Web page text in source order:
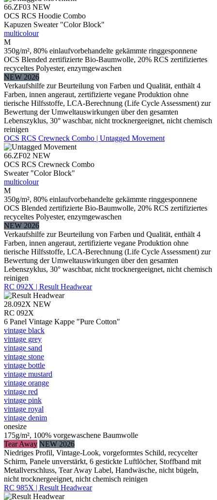
66.ZF03 NEW
OCS RCS Hoodie Combo
Kapuzen Sweater "Color Block"
multicolour
M
350g/m², 80% einlaufvorbehandelte gekämmte ringgesponnene
OCS Blended zertifizierte Bio-Baumwolle, 20% RCS zertifiziertes
recyceltes Polyester, enzymgewaschen
NEW 2026
Verkaufshilfe zur Beurteilung von Farben und Qualität, enthält 4
Farben, innen angeraut, zertifizierte vegane Produktion ohne
tierische Hilfsstoffe, LCA-Berechnung (Life Cycle Assessment) zur
Bewertung der Umweltauswirkungen über den gesamten
Lebenszyklus, 30° waschbar, nicht trocknergeeignet, nicht chemisch
reinigen
OCS RCS Crewneck Combo | Untagged Movement
66.ZF02 NEW
OCS RCS Crewneck Combo
Sweater "Color Block"
multicolour
M
350g/m², 80% einlaufvorbehandelte gekämmte ringgesponnene
OCS Blended zertifizierte Bio-Baumwolle, 20% RCS zertifiziertes
recyceltes Polyester, enzymgewaschen
NEW 2026
Verkaufshilfe zur Beurteilung von Farben und Qualität, enthält 4
Farben, innen angeraut, zertifizierte vegane Produktion ohne
tierische Hilfsstoffe, LCA-Berechnung (Life Cycle Assessment) zur
Bewertung der Umweltauswirkungen über den gesamten
Lebenszyklus, 30° waschbar, nicht trocknergeeignet, nicht chemisch
reinigen
RC 092X | Result Headwear
28.092X NEW
RC 092X
6 Panel Vintage Kappe "Pure Cotton"
vintage black
vintage grey
vintage sand
vintage stone
vintage bottle
vintage mustard
vintage orange
vintage red
vintage pink
vintage royal
vintage denim
onesize
175g/m², 100% vorgewaschene Baumwolle
Tear Away NEW 2026
Niedriges Profil, Vintage-Look, vorgeformtes Schild, recycelter
Schirm, Panele unverstärkt, 6 gestickte Luftlöcher, Stoffband mit
Metallverschluss, Tear Away Label, Handwäsche, nicht bügeln,
nicht trocknergeeignet, nicht chemisch reinigen
RC 985X | Result Headwear